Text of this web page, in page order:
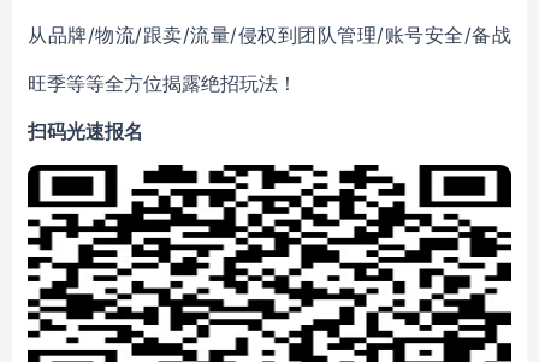
从品牌/物流/跟卖/流量/侵权到团队管理/账号安全/备战
旺季等等全方位揭露绝招玩法！
扫码光速报名